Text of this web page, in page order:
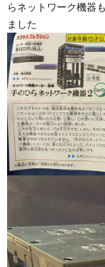
らネットワーク機器
ました